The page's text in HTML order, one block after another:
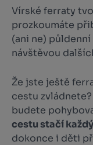
Vírské ferraty
prozkoumáte
(ani ne)
návštěvou
Že jste ještě
cestu
budete
cestu stačí
dokonce i děti